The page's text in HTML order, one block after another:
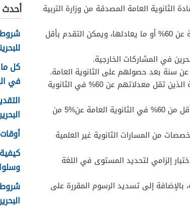
العامة المصدقة من وزارة التربية
أن لا يقل معدل الطالب في الثانوية العامة عن 60% أو ما يعادلها، ويمكن التقدم بأقل
في المشاركات الخارجية.
سنة بعد حصولهم على الثانوية العامة.
لمجلس الجامعة الحق بالبت بطلبات الطلبة الذين تقل معدلاتهم عن 60% في الثانوية
يشترط أن لا يزيد عدد المقبولين بمعدلات أقل من 60% في الثانوية العامة عن%5 من
من المسارات الثانوية غير العلمية
إلزامي لتحديد المستوى في اللغة
بالإضافة إلى تسديد الرسوم المقررة على
أحدث
كل
في
البحرين
أوقات
وسلوك
شروط
البحرين